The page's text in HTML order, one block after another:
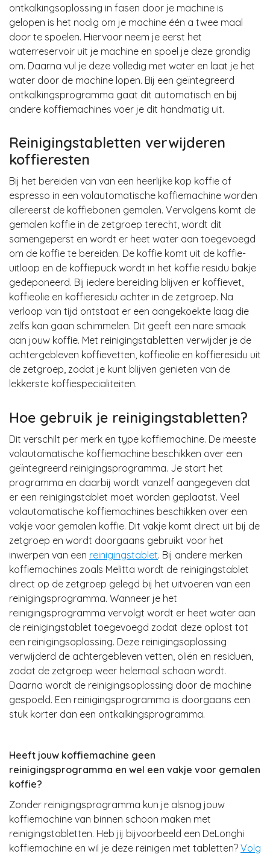
ontkalkingsoplossing in fasen door je machine is
gelopen is het nodig om je machine één a twee maal
door te spoelen. Hiervoor neem je eerst het
waterreservoir uit je machine en spoel je deze grondig
om. Daarna vul je deze volledig met water en laat je het
water door de machine lopen. Bij een geïntegreerd
ontkalkingsprogramma gaat dit automatisch en bij
andere koffiemachines voer je dit handmatig uit.
Reinigingstabletten verwijderen
koffieresten
Bij het bereiden van van een heerlijke kop koffie of
espresso in een volautomatische koffiemachine worden
allereerst de koffiebonen gemalen. Vervolgens komt de
gemalen koffie in de zetgroep terecht, wordt dit
samengeperst en wordt er heet water aan toegevoegd
om de koffie te bereiden. De koffie komt uit de koffie-
uitloop en de koffiepuck wordt in het koffie residu bakje
gedeponeerd. Bij iedere bereiding blijven er koffievet,
koffieolie en koffieresidu achter in de zetgroep. Na
verloop van tijd ontstaat er een aangekoekte laag die
zelfs kan gaan schimmelen. Dit geeft een nare smaak
aan jouw koffie. Met reinigingstabletten verwijder je de
achtergebleven koffievetten, koffieolie en koffieresidu uit
de zetgroep, zodat je kunt blijven genieten van de
lekkerste koffiespecialiteiten.
Hoe gebruik je reinigingstabletten?
Dit verschilt per merk en type koffiemachine. De meeste
volautomatische koffiemachine beschikken over een
geïntegreerd reinigingsprogramma. Je start het
programma en daarbij wordt vanzelf aangegeven dat
er een reinigingstablet moet worden geplaatst. Veel
volautomatische koffiemachines beschikken over een
vakje voor gemalen koffie. Dit vakje komt direct uit bij de
zetgroep en wordt doorgaans gebruikt voor het
inwerpen van een reinigingstablet. Bij andere merken
koffiemachines zoals Melitta wordt de reinigingstablet
direct op de zetgroep gelegd bij het uitvoeren van een
reinigingsprogramma. Wanneer je het
reinigingsprogramma vervolgt wordt er heet water aan
de reinigingstablet toegevoegd zodat deze oplost tot
een reinigingsoplossing. Deze reinigingsoplossing
verwijderd de achtergebleven vetten, oliën en residuen,
zodat de zetgroep weer helemaal schoon wordt.
Daarna wordt de reinigingsoplossing door de machine
gespoeld. Een reinigingsprogramma is doorgaans een
stuk korter dan een ontkalkingsprogramma.
Heeft jouw koffiemachine geen
reinigingsprogramma en wel een vakje voor gemalen
koffie?
Zonder reinigingsprogramma kun je alsnog jouw
koffiemachine van binnen schoon maken met
reinigingstabletten. Heb jij bijvoorbeeld een DeLonghi
koffiemachine en wil je deze reinigen met tabletten? Volg